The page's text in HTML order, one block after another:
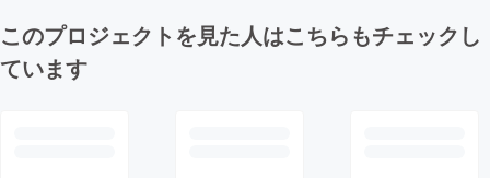
このプロジェクトを見た人はこちらもチェックし
ています